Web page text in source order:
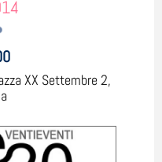
XX Settembre 2,